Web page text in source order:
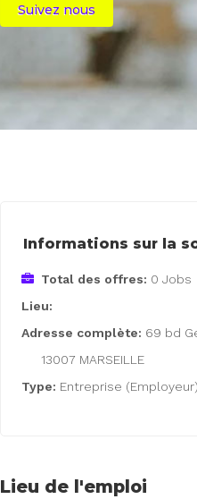
Suivez nous
Informations sur la
Total des offres: 0 Jobs
Lieu:
Adresse complète: 69 bd
13007 MARSEILLE
Type: Entreprise (Employeur)
Lieu de l'emploi